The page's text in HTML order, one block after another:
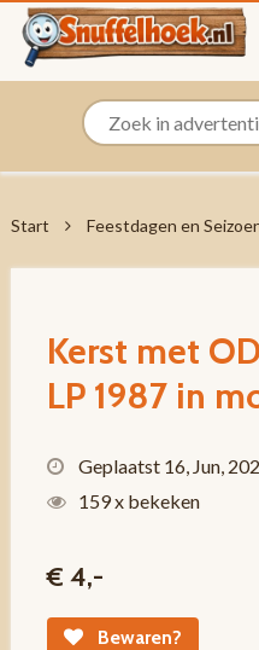
Start Feestdagen en
Kerst met
LP 1987 in
Geplaatst 16, Jun,
159 x bekeken
€ 4,-
Bewaren?